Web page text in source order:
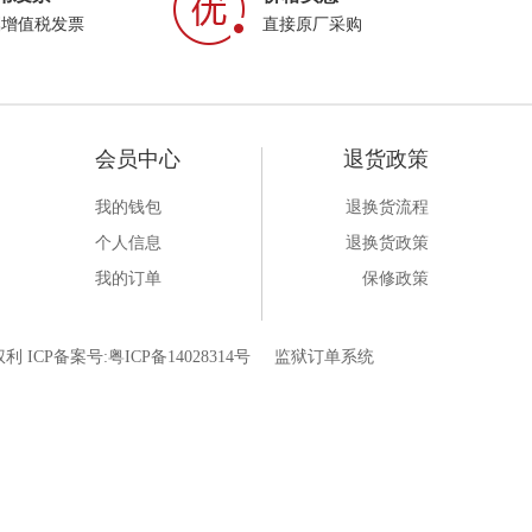
值税发票 直接原厂采购
会员中心
我的钱包
个人信息
我的订单
退货政策
退换货流程
退换货政策
保修政策
ICP备案号:粤ICP备14028314号
监狱订单系统